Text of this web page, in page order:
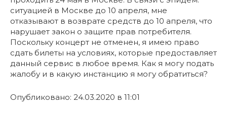
ситуацией в Москве до 10 апреля, мне
отказывают в возврате средств до 10 апреля, что
нарушает закон о защите прав потребителя.
Поскольку концерт не отменен, я имею право
сдать билеты на условиях, которые предоставляет
данный сервис в любое время. Как я могу подать
жалобу и в какую инстанцию я могу обратиться?
Опубликовано: 24.03.2020 в 11:01